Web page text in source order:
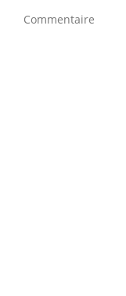
Commentaire